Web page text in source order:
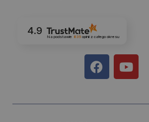
4.9
Na podstawie 835opinii z całego okresu